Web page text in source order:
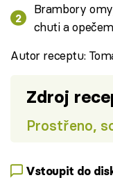
Brambory
chuti a
Autor receptu:
Zdroj
Prostřeno,
Vstoupit do